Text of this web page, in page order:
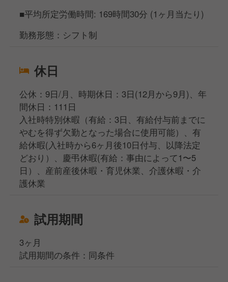
■平均所定労働時間: 169時間30分 (1ヶ月当たり)
勤務形態：シフト制
休日
公休：9日/月、時期休日：3日(12月から9月)、年
間休日：111日
入社時特別休暇（有給：3日、有給付与前までに
やむを得ず欠勤となった場合に使用可能）、有
給休暇(入社時から6ヶ月後10日付与、以降法定
どおり）、慶弔休暇(有給：事由によって1〜5
日）、産前産後休暇・育児休業、介護休暇・介
護休業
試用期間
3ヶ月
試用期間の条件：同条件